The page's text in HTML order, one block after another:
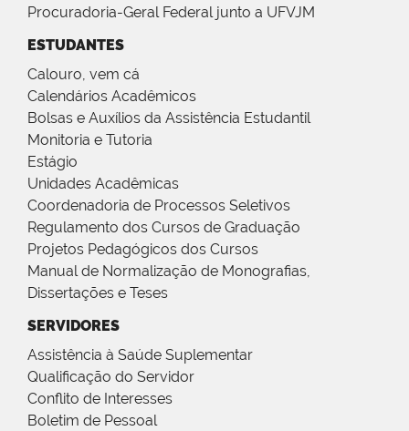
Procuradoria-Geral Federal junto a UFVJM
ESTUDANTES
Calouro, vem cá
Calendários Acadêmicos
Bolsas e Auxílios da Assistência Estudantil
Monitoria e Tutoria
Estágio
Unidades Acadêmicas
Coordenadoria de Processos Seletivos
Regulamento dos Cursos de Graduação
Projetos Pedagógicos dos Cursos
Manual de Normalização de Monografias,
Dissertações e Teses
SERVIDORES
Assistência à Saúde Suplementar
Qualificação do Servidor
Conflito de Interesses
Boletim de Pessoal